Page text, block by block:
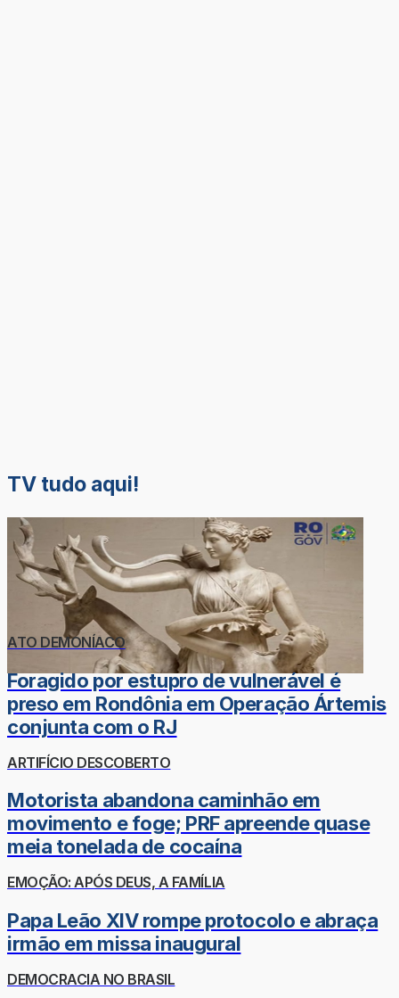
TV tudo aqui!
ATO DEMONÍACO
Foragido por estupro de vulnerável é
preso em Rondônia em Operação Ártemis
conjunta com o RJ
ARTIFÍCIO DESCOBERTO
Motorista abandona caminhão em
movimento e foge; PRF apreende quase
meia tonelada de cocaína
EMOÇÃO: APÓS DEUS, A FAMÍLIA
Papa Leão XIV rompe protocolo e abraça
irmão em missa inaugural
DEMOCRACIA NO BRASIL